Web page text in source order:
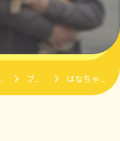
ブログ はなちゃん🐾